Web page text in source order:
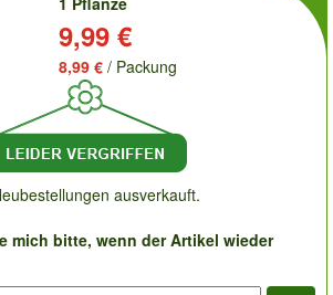
9,99 €
8,99 € / Packung
ausverkauft.
mich bitte, wenn der Artikel wieder